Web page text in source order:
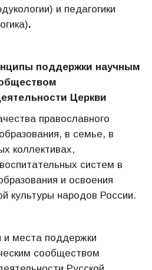
и педагогики
.
поддержки научным
Церкви
православного
в семье, в
коллективах,
систем в
и освоения
культуры народов России.
и места поддержки
сообществом